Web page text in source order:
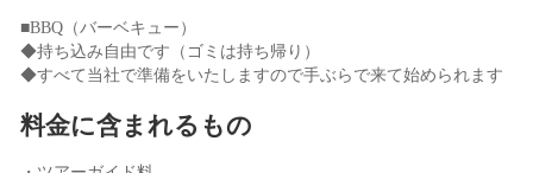
■BBQ（バーベキュー）
◆持ち込み自由です（ゴミは持ち帰り）
◆すべて当社で準備をいたしますので手ぶらで来て始められます
料金に含まれるもの